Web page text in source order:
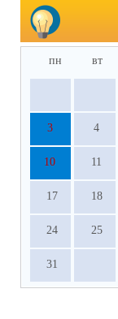
пн вт
3 4
10 11
17 18
24 25
31